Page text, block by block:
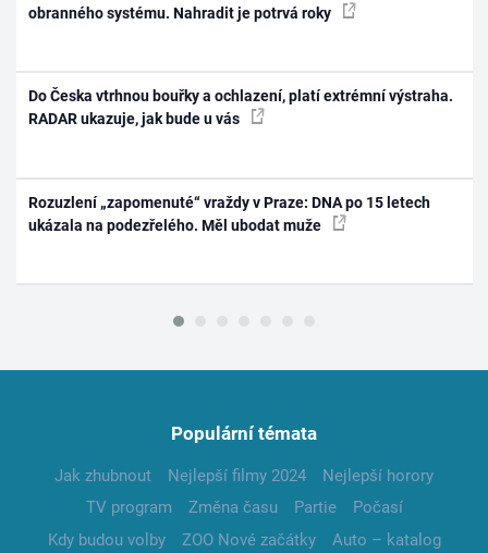
obranného systému. Nahradit je potrvá roky
Do Česka vtrhnou bouřky a ochlazení, platí extrémní výstraha.
RADAR ukazuje, jak bude u vás
Rozuzlení „zapomenuté“ vraždy v Praze: DNA po 15 letech
ukázala na podezřelého. Měl ubodat muže
Populární témata
Jak zhubnout Nejlepší filmy 2024
Nejlepší horory
TV program
Změna času Partie
Počasí
Kdy budou volby
ZOO Nové začátky
Auto – katalog